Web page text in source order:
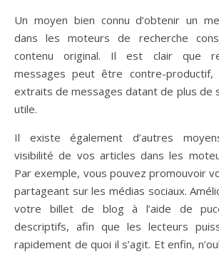
Un moyen bien connu d’obtenir un
dans les moteurs de recherche
contenu original. Il est clair que
messages peut être contre-productif,
extraits de messages datant de plus de
utile.
Il existe également d’autres
visibilité de vos articles dans les
Par exemple, vous pouvez promouvoir
partageant sur les médias sociaux.
votre billet de blog à l’aide de
descriptifs, afin que les lecteurs
rapidement de quoi il s’agit. Et enfin,